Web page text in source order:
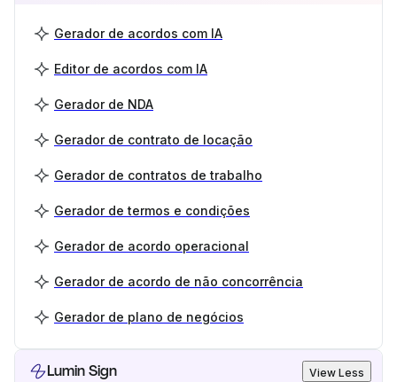
Gerador de acordos com IA
Editor de acordos com IA
Gerador de NDA
Gerador de contrato de locação
Gerador de contratos de trabalho
Gerador de termos e condições
Gerador de acordo operacional
Gerador de acordo de não concorrência
Gerador de plano de negócios
Lumin Sign View Less